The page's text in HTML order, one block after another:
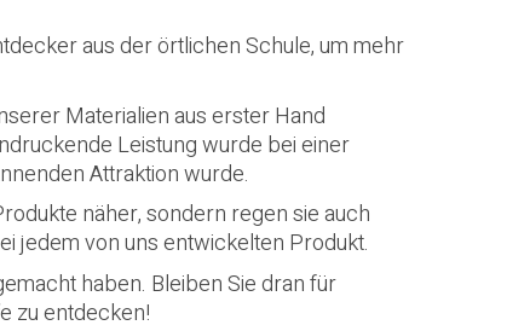
aus der örtlichen Schule, um mehr
Materialien aus erster Hand
Leistung wurde bei einer
Attraktion wurde.
näher, sondern regen sie auch
jedem von uns entwickelten Produkt.
haben. Bleiben Sie dran für
zu entdecken!